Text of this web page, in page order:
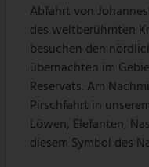
Abfahrt von
des weltberühmten
besuchen den
übernachten im
Reservats. Am
Pirschfahrt in
Löwen, Elefanten,
diesem Symbol des